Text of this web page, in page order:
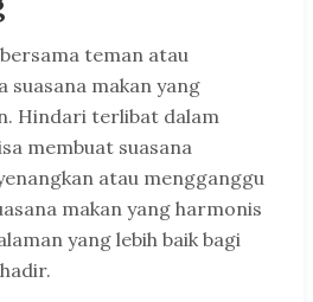
teman atau
suasana makan yang
Hindari terlibat dalam
membuat suasana
atau mengganggu
makan yang harmonis
yang lebih baik bagi